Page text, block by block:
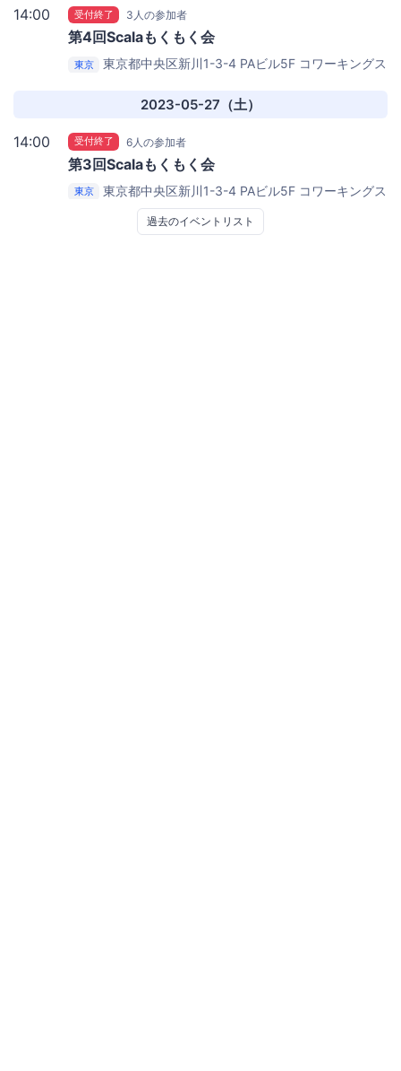
14:00 受付終了 3人の参加者
第4回Scalaもくもく会
東京 東京都中央区新川1-3-4 PAビル5F コワーキングス
2023-05-27（土）
14:00 受付終了 6人の参加者
第3回Scalaもくもく会
東京 東京都中央区新川1-3-4 PAビル5F コワーキングス
ペース茅場町Co-Edo
過去のイベントリスト